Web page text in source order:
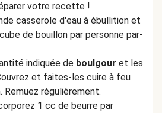
votre recette !
casserole d'eau à ébullition et
de bouillon par personne par-
indiquée de boulgour et les
et faites-les cuire à feu
Remuez régulièrement.
1 cc de beurre par